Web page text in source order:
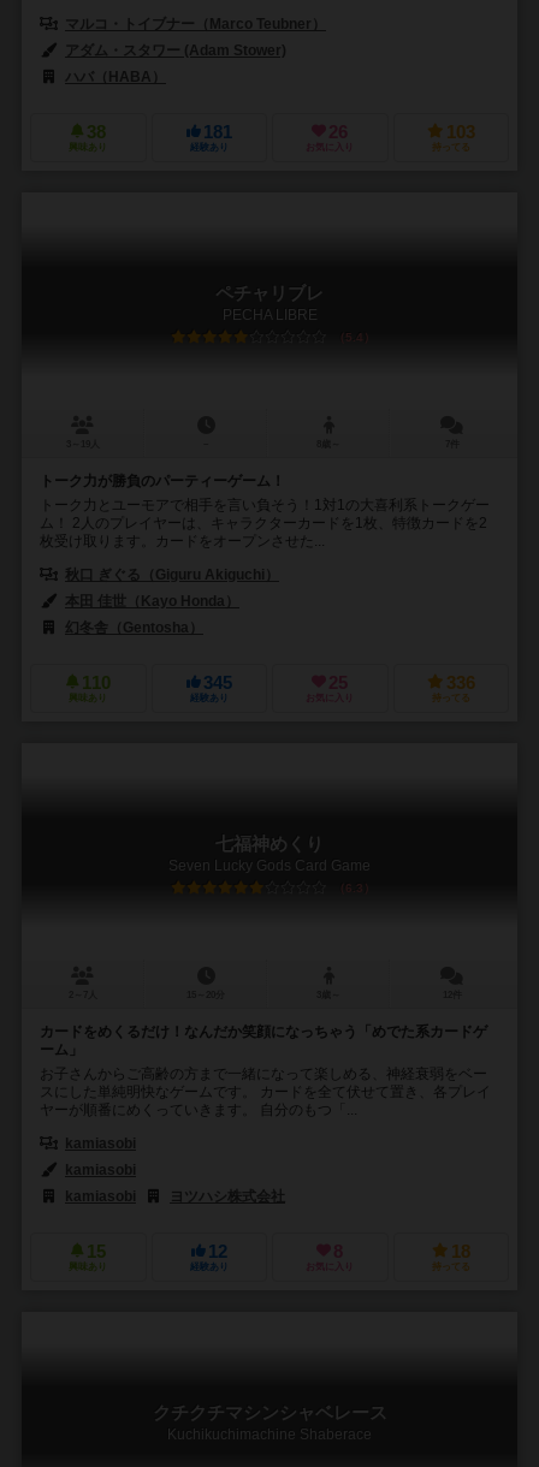
マルコ・トイブナー（Marco Teubner）
アダム・スタワー (Adam Stower)
ハバ（HABA）
38
興味あり
181
経験あり
26
お気に入り
103
持ってる
ペチャリブレ
PECHA LIBRE
5.4
トーク力が勝負のパーティーゲーム！
トーク力とユーモアで相手を言い負そう！1対1の大喜利系トークゲー
ム！ 2人のプレイヤーは、キャラクターカードを1枚、特徴カードを2
枚受け取ります。カードをオープンさせた...
秋口 ぎぐる（Giguru Akiguchi）
本田 佳世（Kayo Honda）
幻冬舎（Gentosha）
110
興味あり
345
経験あり
25
お気に入り
336
持ってる
七福神めくり
Seven Lucky Gods Card Game
6.3
カードをめくるだけ！なんだか笑顔になっちゃう「めでた系カードゲ
ーム」
お子さんからご高齢の方まで一緒になって楽しめる、神経衰弱をベー
スにした単純明快なゲームです。 カードを全て伏せて置き、各プレイ
ヤーが順番にめくっていきます。 自分のもつ「...
kamiasobi
kamiasobi
kamiasobi
ヨツハシ株式会社
15
興味あり
12
経験あり
8
お気に入り
18
持ってる
クチクチマシンシャベレース
Kuchikuchimachine Shaberace